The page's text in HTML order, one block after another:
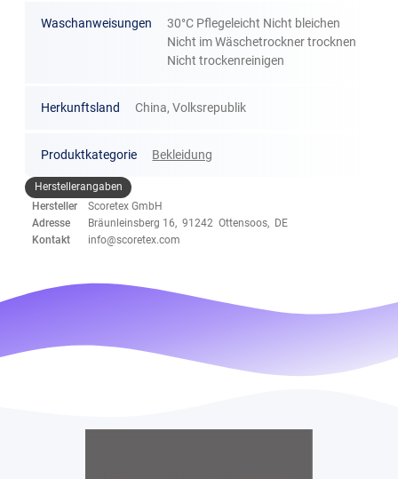
Waschanweisungen
30°C Pflegeleicht Nicht bleichen
Nicht im Wäschetrockner trocknen
Nicht trockenreinigen
Herkunftsland China, Volksrepublik
Produktkategorie Bekleidung
Herstellerangaben
Hersteller
Scoretex GmbH
Adresse
Bräunleinsberg 16, 91242 Ottensoos, DE
Kontakt
info@scoretex.com